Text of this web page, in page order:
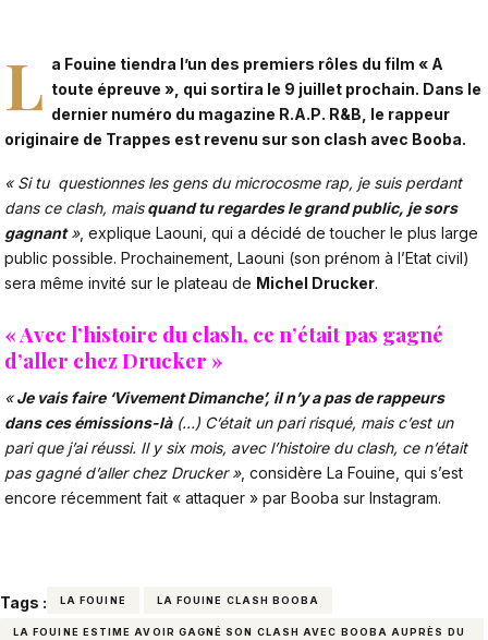
L a Fouine tiendra l’un des premiers rôles du film « A
toute épreuve », qui sortira le 9 juillet prochain. Dans le
dernier numéro du magazine R.A.P. R&B, le rappeur
originaire de Trappes est revenu sur son clash avec Booba.
« Si tu questionnes les gens du microcosme rap, je suis perdant
dans ce clash, maisquand tu regardes le grand public, je sors
gagnant», explique Laouni, qui a décidé de toucher le plus large
public possible. Prochainement, Laouni (son prénom à l’Etat civil)
sera même invité sur le plateau de Michel Drucker.
« Avec l’histoire du clash, ce n’était pas gagné
d’aller chez Drucker »
«Je vais faire ‘Vivement Dimanche’, il n’y a pas de rappeurs
dans ces émissions-là(…) C’était un pari risqué, mais c’est un
pari que j’ai réussi. Il y six mois, avec l’histoire du clash, ce n’était
pas gagné d’aller chez Drucker », considère La Fouine, qui s’est
encore récemment fait « attaquer » par Booba sur Instagram.
Tags : LA FOUINE LA FOUINE CLASH BOOBA
LA FOUINE ESTIME AVOIR GAGNÉ SON CLASH AVEC BOOBA AUPRÈS DU